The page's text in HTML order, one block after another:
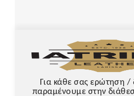
Για κάθε σας ερώτηση /
παραμένουμε στην